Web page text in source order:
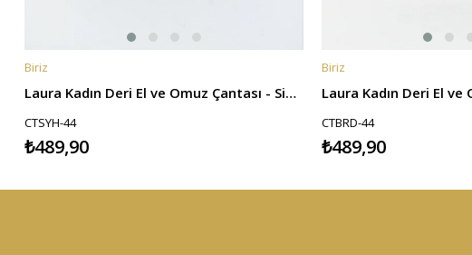
SEPETE EKLE
Biriz
Laura Kadın Deri El ve Omuz Çantası - Siyah
CTSYH-44
₺489,90
SEPETE EKLE
Biriz
CTBRD-44
₺489,90